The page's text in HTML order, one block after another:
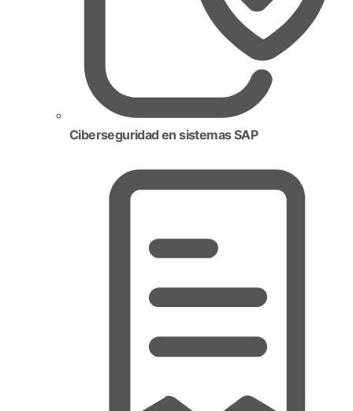
Ciberseguridad en sistemas SAP